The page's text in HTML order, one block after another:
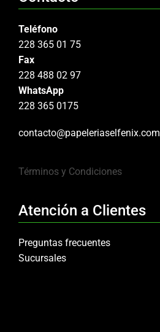
Teléfono
228 365 01 75
Fax
228 488 02 97
WhatsApp
228 365 0175
contacto@papeleriaselfenix.com
Términos y Condiciones
Atención a Clientes
Preguntas frecuentes
Sucursales